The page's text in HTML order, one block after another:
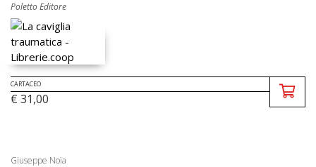
Poletto Editore
CARTACEO
€ 31,00
Giuseppe Noia